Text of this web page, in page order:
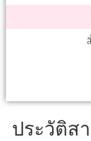
ประวัติส